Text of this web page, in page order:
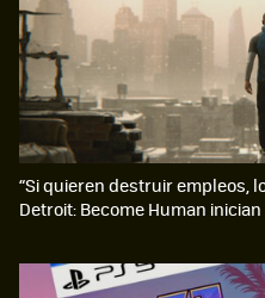
“Si quieren destruir empleos,
Detroit: Become Human